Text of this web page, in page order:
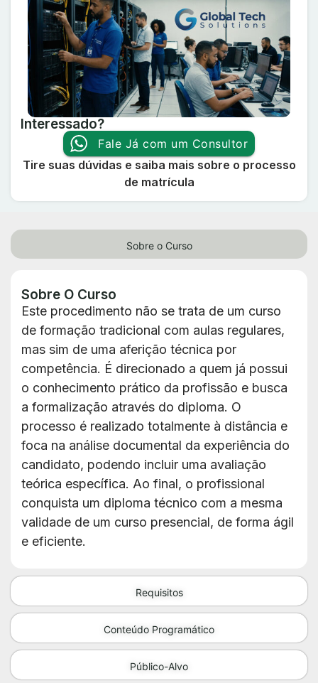
Interessado?
Fale Já com um Consultor
Tire suas dúvidas e saiba mais sobre o processo
de matrícula
Sobre o Curso
Requisitos
Conteúdo Programático
Público-Alvo
Sobre O Curso
Este procedimento não se trata de um curso
de formação tradicional com aulas regulares,
mas sim de uma aferição técnica por
competência. É direcionado a quem já possui
o conhecimento prático da profissão e busca
a formalização através do diploma. O
processo é realizado totalmente à distância e
foca na análise documental da experiência do
candidato, podendo incluir uma avaliação
teórica específica. Ao final, o profissional
conquista um diploma técnico com a mesma
validade de um curso presencial, de forma ágil
e eficiente.